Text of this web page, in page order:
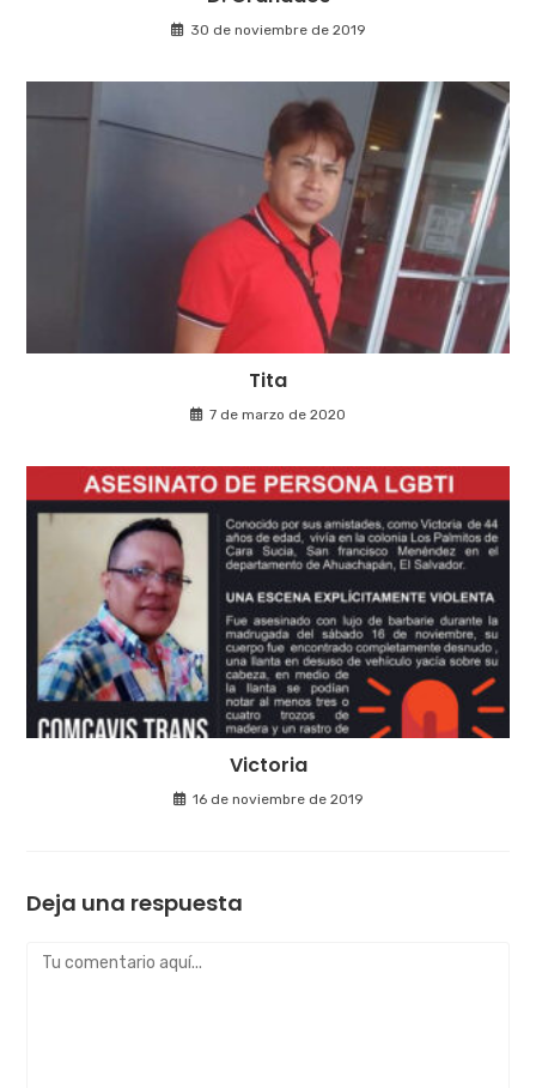
30 de noviembre de 2019
Tita
7 de marzo de 2020
Victoria
16 de noviembre de 2019
Deja una respuesta